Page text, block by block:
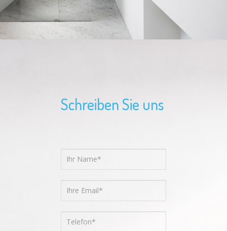
Schreiben Sie uns